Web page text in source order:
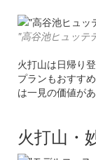
"高谷池ヒュッテ
火打山は日帰り
プランもおすす
は一見の価値があ
火打山・